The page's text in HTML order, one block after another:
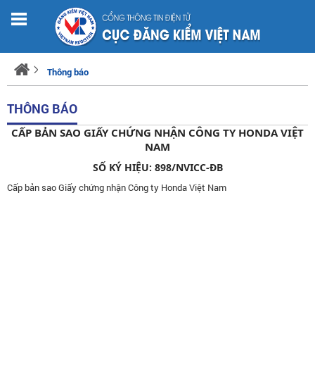
Thông báo
THÔNG BÁO
CẤP BẢN SAO GIẤY CHỨNG NHẬN CÔNG TY HONDA VIỆT
NAM
SỐ KÝ HIỆU: 898/NVICC-ĐB
Cấp bản sao Giấy chứng nhận Công ty Honda Việt Nam